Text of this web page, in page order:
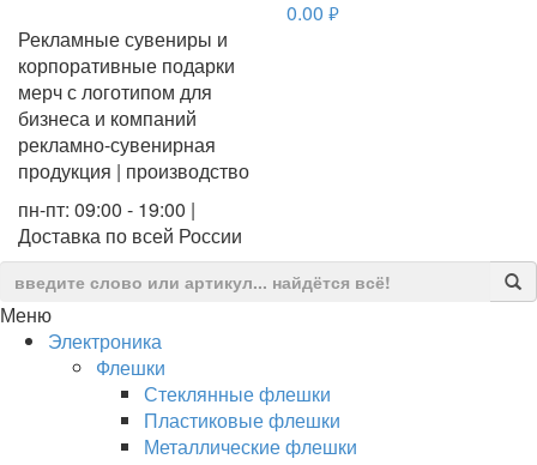
Рекламные сувениры и
корпоративные подарки
мерч с логотипом для
бизнеса и компаний
рекламно-сувенирная
продукция | производство
пн-пт: 09:00 - 19:00 |
Доставка по всей России
0.00 руб.
Меню
Электроника
Флешки
Стеклянные флешки
Пластиковые флешки
Металлические флешки